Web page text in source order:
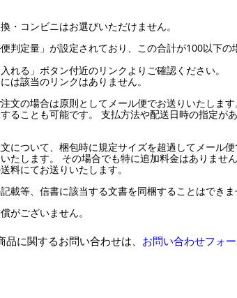
・コンビニはお選びいただけません。
判定量」が設定されており、この合計が100以下の
れる」ボタン付近のリンクよりご確認ください。
は該当のリンクはありません。
文の場合は原則としてメール便でお送りいたしま
ることも可能です。 支払方法や配送日時の指定が
について、梱包時に規定サイズを超過してメール
たします。 その場合でも特に追加料金はありませ
料にてお送りいたします。
載等、信書に該当する文書を同梱することはできま
がございません。
に関するお問い合わせは、 お問い合わせフォ